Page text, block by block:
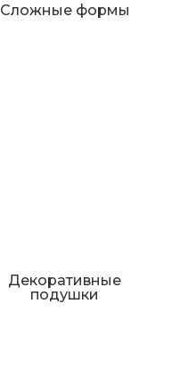
Сложные формы
Декоративные
подушки